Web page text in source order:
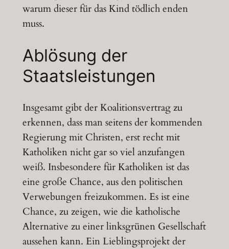
warum dieser für das Kind tödlich enden
muss.
Ablösung der
Staatsleistungen
Insgesamt gibt der Koalitionsvertrag zu
erkennen, dass man seitens der kommenden
Regierung mit Christen, erst recht mit
Katholiken nicht gar so viel anzufangen
weiß. Insbesondere für Katholiken ist das
eine große Chance, aus den politischen
Verwebungen freizukommen. Es ist eine
Chance, zu zeigen, wie die katholische
Alternative zu einer linksgrünen Gesellschaft
aussehen kann. Ein Lieblingsprojekt der